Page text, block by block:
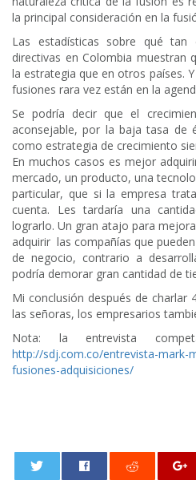
la principal consideración en la
Las estadísticas sobre qué tan
directivas en Colombia muestran
la estrategia que en otros países.
fusiones rara vez están en la
Se podría decir que el
aconsejable, por la baja tasa de
como estrategia de crecimiento
En muchos casos es mejor
mercado, un producto, una
particular, que si la empresa
cuenta. Les tardaría una
lograrlo. Un gran atajo para
adquirir las compañías que
de negocio, contrario a
podría demorar gran cantidad de
Mi conclusión después de charlar
las señoras, los empresarios
Nota: la entrevista
http://sdj.com.co/entrevista-mark-
fusiones-adquisiciones/